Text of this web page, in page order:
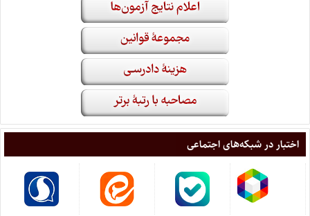
اختبار در شبکه‌های اجتماعی